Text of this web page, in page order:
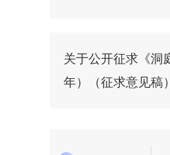
关于公开征求《洞
年）（征求意见稿